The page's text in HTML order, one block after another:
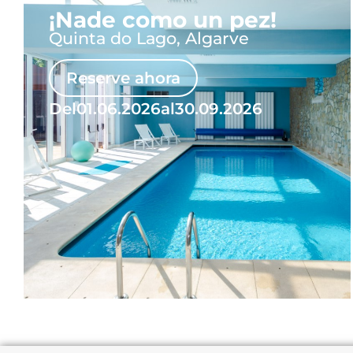
¡Nade como un pez!
Quinta do Lago, Algarve
Reserve ahora
Del01.06.2026al30.09.2026